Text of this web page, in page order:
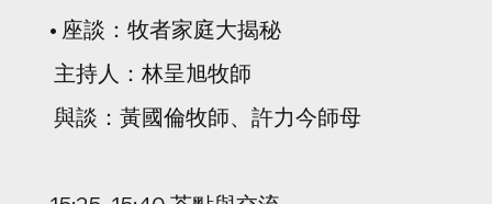
• 座談：牧者家庭大揭秘
主持人：林呈旭牧師
與談：黃國倫牧師、許力今師母